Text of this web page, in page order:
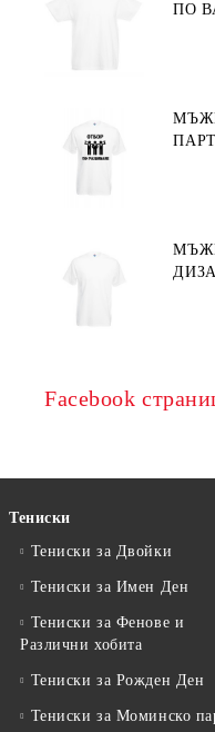
ПО
Facebook
Тениски
Тениски за Двойки
Тениски за Имен Ден
Тениски за Фенове и
Различни хобита
Тениски за Рожден Ден
Тениски за Mоминско